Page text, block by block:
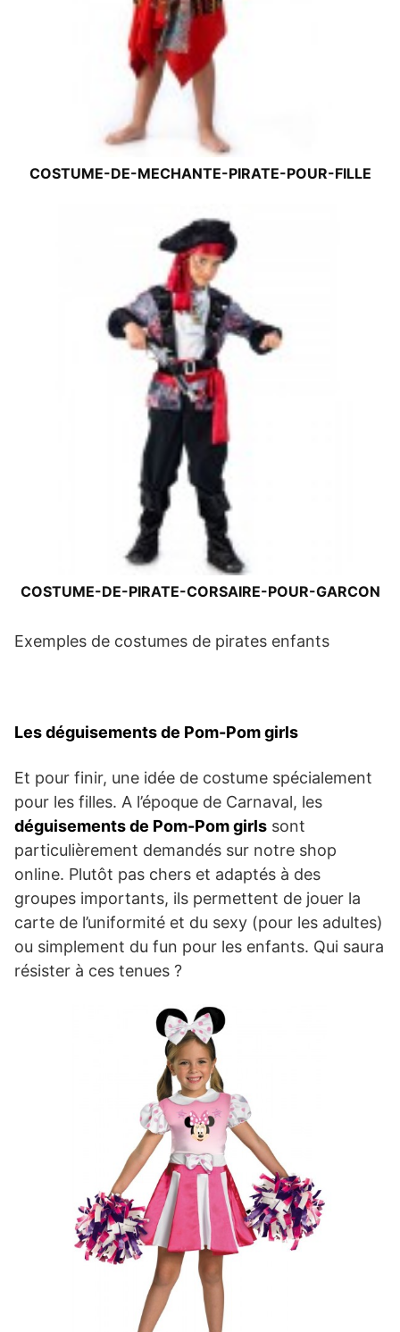
COSTUME-DE-MECHANTE-PIRATE-POUR-FILLE
COSTUME-DE-PIRATE-CORSAIRE-POUR-GARCON
Exemples de costumes de pirates enfants
Les déguisements de Pom-Pom girls
Et pour finir, une idée de costume spécialement
pour les filles. A l’époque de Carnaval, les
déguisements de Pom-Pom girls sont
particulièrement demandés sur notre shop
online. Plutôt pas chers et adaptés à des
groupes importants, ils permettent de jouer la
carte de l’uniformité et du sexy (pour les adultes)
ou simplement du fun pour les enfants. Qui saura
résister à ces tenues ?